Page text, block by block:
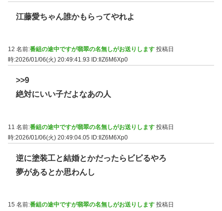
江藤愛ちゃん誰かもらってやれよ
12 名前:番組の途中ですが翡翠の名無しがお送りします 投稿日
時:2026/01/06(火) 20:49:41.93
ID:IlZ6M6Xp0
>>9
絶対にいい子だよなあの人
11 名前:番組の途中ですが翡翠の名無しがお送りします 投稿日
時:2026/01/06(火) 20:49:04.05 ID:IlZ6M6Xp0
逆に塗装工と結婚とかだったらビビるやろ
夢があるとか思わんし
15 名前:番組の途中ですが翡翠の名無しがお送りします 投稿日